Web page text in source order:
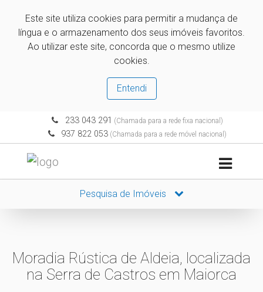
Este site utiliza cookies para permitir a mudança de
língua e o armazenamento dos seus imóveis favoritos.
Ao utilizar este site, concorda que o mesmo utilize
cookies.
Entendi
233 043 291 (Chamada para a rede fixa nacional)
937 822 053 (Chamada para a rede móvel nacional)
Pesquisa de Imóveis
Moradia Rústica de Aldeia, localizada
na Serra de Castros em Maiorca